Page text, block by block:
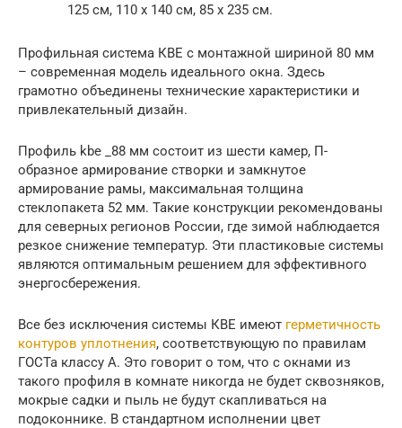
125 см, 110 х 140 см, 85 х 235 см.
Профильная система КВЕ с монтажной шириной 80 мм
– современная модель идеального окна. Здесь
грамотно объединены технические характеристики и
привлекательный дизайн.
Профиль kbe _88 мм состоит из шести камер, П-
образное армирование створки и замкнутое
армирование рамы, максимальная толщина
стеклопакета 52 мм. Такие конструкции рекомендованы
для северных регионов России, где зимой наблюдается
резкое снижение температур. Эти пластиковые системы
являются оптимальным решением для эффективного
энергосбережения.
Все без исключения системы КВЕ имеют герметичность
контуров уплотнения, соответствующую по правилам
ГОСТа классу А. Это говорит о том, что с окнами из
такого профиля в комнате никогда не будет сквозняков,
мокрые садки и пыль не будут скапливаться на
подоконнике. В стандартном исполнении цвет